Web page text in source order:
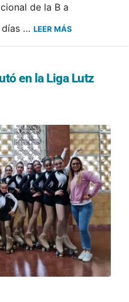
de la B a
días … LEER MÁS
en la Liga Lutz